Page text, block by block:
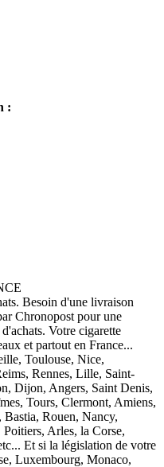
Besoin d'une livraison
Chronopost pour une
Votre cigarette
et partout en France...
Toulouse, Nice,
Rennes, Lille, Saint-
Dijon, Angers, Saint Denis,
Tours, Clermont, Amiens,
Rouen, Nancy,
Arles, la Corse,
Et si la législation de votre
Luxembourg, Monaco,
: